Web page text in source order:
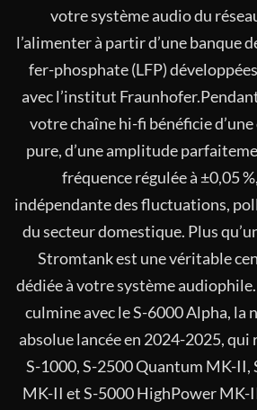
votre système audio du
l’alimenter à partir d’une banque
fer-phosphate (LFP)
avec l’institut
votre chaîne hi-fi bénéficie
pure, d’une amplitude
fréquence régulée à ±0,05
indépendante des fluctuations,
du secteur domestique. Plus
Stromtank est une véritable
dédiée à votre système
culmine avec le S-6000 Alpha, la
absolue lancée en 2024-2025,
S-1000, S-2500 Quantum MK-II,
MK-II et S-5000 HighPower MK-